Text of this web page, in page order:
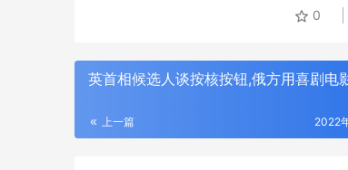
0
英首相候选人谈按核按钮,俄方用喜剧电
上一篇 2022